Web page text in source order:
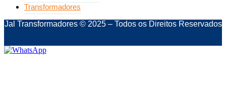
Transformadores
Jal Transformadores © 2025 – Todos os Direitos Reservados